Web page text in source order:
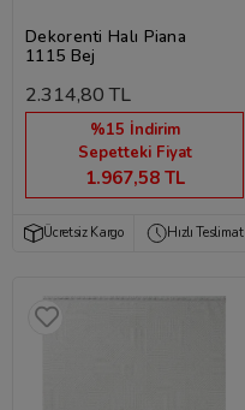
Dekorenti Halı Piana
1115 Bej
2.314,80 TL
%15 İndirim
Sepetteki Fiyat
1.967,58 TL
Ücretsiz Kargo Hızlı Teslimat